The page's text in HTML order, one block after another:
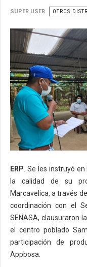
SUPER USER OTROS
ERP . Se les instruyó
la calidad de su
Marcavelica, a través
coordinación con el
SENASA, clausuraron
el centro poblado
participación de
Appbosa.